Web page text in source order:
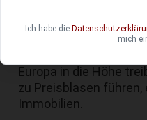
geldpolitischen
kontraproduktiv sein
Europa in die Höhe
zu Preisblasen
Immobilien.
Ich habe die
mich